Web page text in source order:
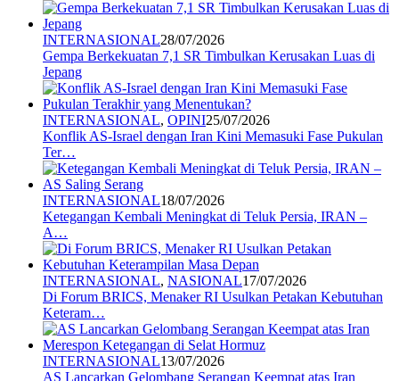
INTERNASIONAL28/07/2026
Gempa Berkekuatan 7,1 SR Timbulkan Kerusakan Luas di
Jepang
INTERNASIONAL, OPINI25/07/2026
Konflik AS-Israel dengan Iran Kini Memasuki Fase Pukulan
Ter…
INTERNASIONAL18/07/2026
Ketegangan Kembali Meningkat di Teluk Persia, IRAN –
A…
INTERNASIONAL, NASIONAL17/07/2026
Di Forum BRICS, Menaker RI Usulkan Petakan Kebutuhan
Keteram…
INTERNASIONAL13/07/2026
AS Lancarkan Gelombang Serangan Keempat atas Iran